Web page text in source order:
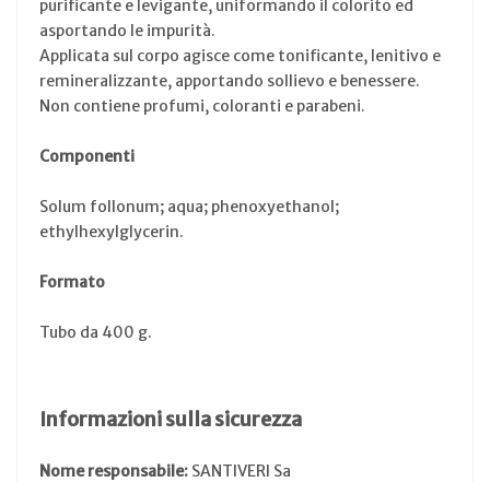
purificante e levigante, uniformando il colorito ed
asportando le impurità.
Applicata sul corpo agisce come tonificante, lenitivo e
remineralizzante, apportando sollievo e benessere.
Non contiene profumi, coloranti e parabeni.
Componenti
Solum follonum; aqua; phenoxyethanol;
ethylhexylglycerin.
Formato
Tubo da 400 g.
Informazioni sulla sicurezza
Nome responsabile: SANTIVERI Sa